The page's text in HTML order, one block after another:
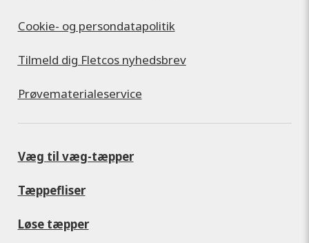
Cookie- og persondatapolitik
Tilmeld dig Fletcos nyhedsbrev
Prøvematerialeservice
Væg til væg-tæpper
Tæppefliser
Løse tæpper